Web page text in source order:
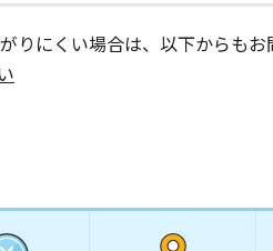
りにくい場合は、以下からもお